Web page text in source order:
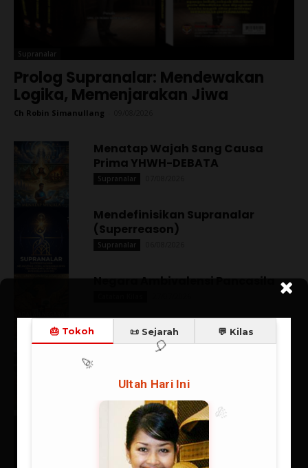
Supranalar
Prolog Supranalar: Mendewakan
Logika, Memenjarakan Jiwa
Ch Robin Simanullang
Menatap Wajah Sang Causa
Prima YHWH-DEBATA
Supranalar
Mendefinisikan Supranalar
(Superreason)
Supranalar
Negara Ambivalensi Pancasila
Spanyol Juara, Messi Mati Kutu:
Sepakbola
20/07/2026
Rangkuman Sintesis: Supranalar
Melangitkan Logika
Membumikan Iman